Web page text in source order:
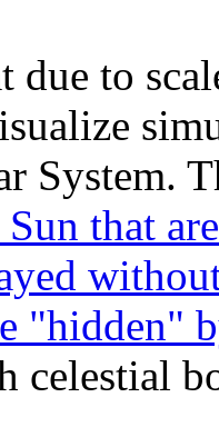
due to
System.
that
"hidden"
celestial